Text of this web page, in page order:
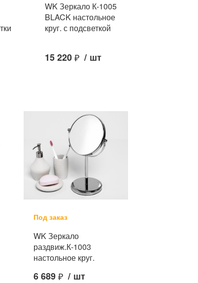
WK Зеркало К-1005
BLACK настольное
круг. с подсветкой
15 220₽ / шт
Под заказ
WK Зеркало
раздвиж.К-1003
настольное круг.
6 689₽ / шт